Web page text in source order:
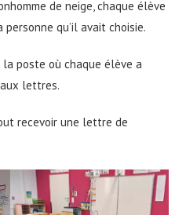
de neige, chaque élève
qu’il avait choisie.
poste où chaque élève a
lettres.
recevoir une lettre de